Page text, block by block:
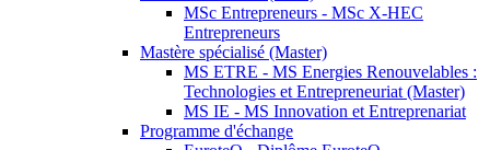
MSc Entrepreneurs - MSc X-HEC
Entrepreneurs
Mastère spécialisé (Master)
MS ETRE - MS Energies Renouvelables :
Technologies et Entrepreneuriat (Master)
MS IE - MS Innovation et Entreprenariat
Programme d'échange